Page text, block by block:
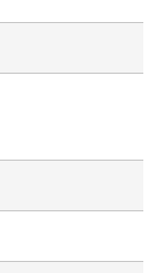
大5％OFF
¥ 22,990 ~